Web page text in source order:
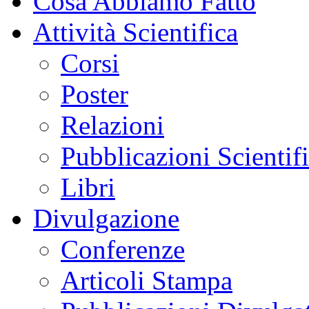
Attività Scientifica
Corsi
Poster
Relazioni
Pubblicazioni
Libri
Divulgazione
Conferenze
Articoli Stampa